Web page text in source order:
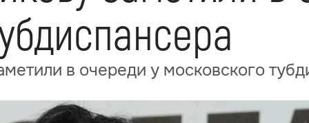
в очереди у московского